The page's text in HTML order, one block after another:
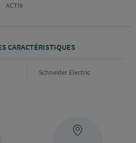
ACTI9
CARACTÉRISTIQUES
Marque
Schneider Electric